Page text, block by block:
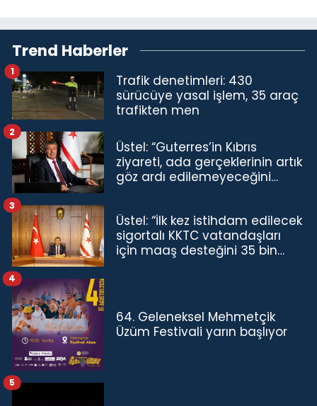
Trend Haberler
Trafik denetimleri: 430
sürücüye yasal işlem, 35 araç
trafikten men
1
Üstel: “Guterres’in Kıbrıs
ziyareti, ada gerçeklerinin artık
göz ardı edilemeyeceğini
2
Üstel: “İlk kez istihdam edilecek
sigortalı KKTC vatandaşları
için maaş desteğini 35 bin
3
64. Geleneksel Mehmetçik
Üzüm Festivali yarın başlıyor
4
5